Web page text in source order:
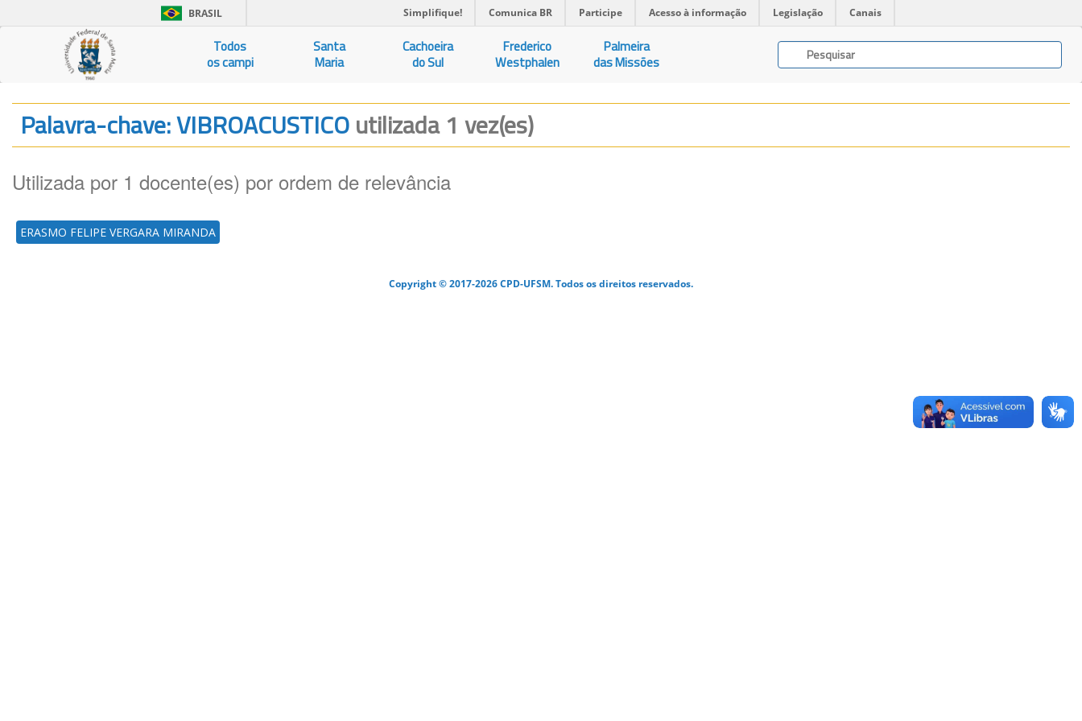
BRASIL Simplifique! Comunica BR Participe Acesso à informação Legislação Canais
Todos
os campi
Santa
Maria
Cachoeira
do Sul
Frederico
Westphalen
Palmeira
das Missões
Palavra-chave: VIBROACUSTICOutilizada 1 vez(es)
Utilizada por 1 docente(es) por ordem de relevância
ERASMO FELIPE VERGARA MIRANDA
Copyright © 2017-2026 CPD-UFSM. Todos os direitos reservados.